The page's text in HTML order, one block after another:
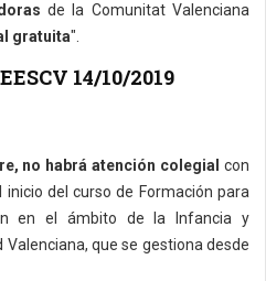
de la Comunitat Valenciana
gratuita".
14/10/2019
no habrá atención colegial con
del curso de Formación para
en el ámbito de la Infancia y
que se gestiona desde